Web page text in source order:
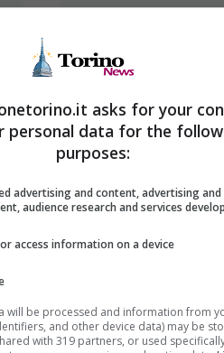
Schumacher:
12 Aprile
asks for your
personal data for the
purposes:
advertising and content, advertising
audience research and services
access information on a device
will be processed and information from
and other device data) may be
with 319 partners, or used